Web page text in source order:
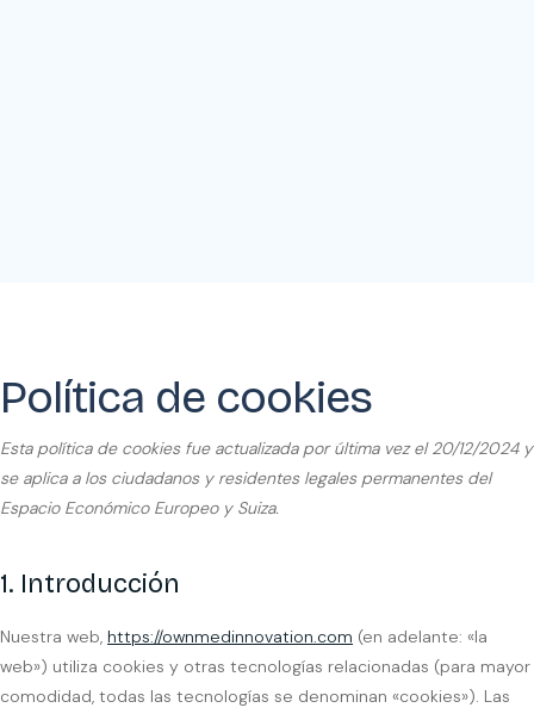
Política de cookies
Esta política de cookies fue actualizada por última vez el 20/12/2024 y
se aplica a los ciudadanos y residentes legales permanentes del
Espacio Económico Europeo y Suiza.
1. Introducción
Nuestra web, https://ownmedinnovation.com (en adelante: «la
web») utiliza cookies y otras tecnologías relacionadas (para mayor
comodidad, todas las tecnologías se denominan «cookies»). Las